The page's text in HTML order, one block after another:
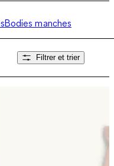
Bodies manches
Filtrer et trier